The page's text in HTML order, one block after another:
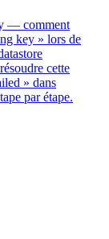
— comment
key » lors de
cette
» dans
par étape.